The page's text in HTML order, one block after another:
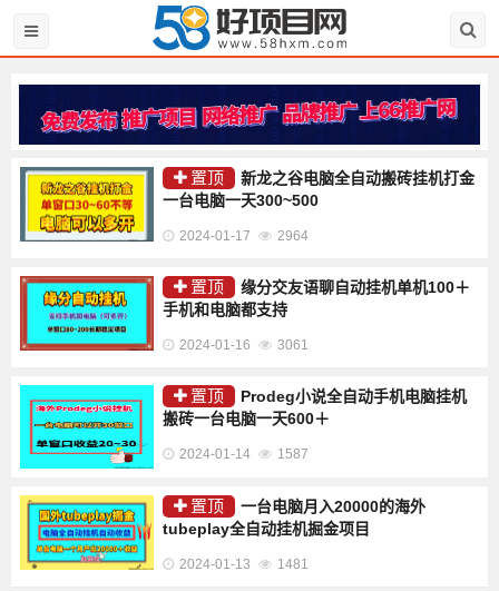
置顶
新龙之谷电脑全自动搬砖挂机打金
一台电脑一天300~500
2024-01-17 2964
置顶
缘分交友语聊自动挂机单机100＋
手机和电脑都支持
2024-01-16 3061
置顶
Prodeg小说全自动手机电脑挂机
搬砖一台电脑一天600＋
2024-01-14 1587
置顶
一台电脑月入20000的海外
tubeplay全自动挂机掘金项目
2024-01-13 1481